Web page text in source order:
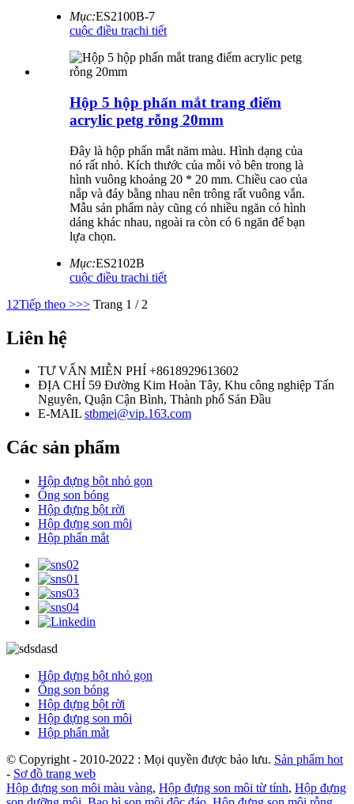
Mục:ES2100B-7
cuộc điều trachi tiết
Hộp 5 hộp phấn mắt trang điểm
acrylic petg rỗng 20mm
Đây là hộp phấn mắt năm màu. Hình dạng của
nó rất nhỏ. Kích thước của mỗi vỏ bên trong là
hình vuông khoảng 20 * 20 mm. Chiều cao của
nắp và đáy bằng nhau nên trông rất vuông vắn.
Mẫu sản phẩm này cũng có nhiều ngăn có hình
dáng khác nhau, ngoài ra còn có 6 ngăn để bạn
lựa chọn.
Mục:ES2102B
cuộc điều trachi tiết
1 2Tiếp theo >>> Trang 1 / 2
Liên hệ
TƯ VẤN MIỄN PHÍ +8618929613602
ĐỊA CHỈ 59 Đường Kim Hoàn Tây, Khu công nghiệp Tấn
Nguyên, Quận Cận Bình, Thành phố Sán Đầu
E-MAIL stbmei@vip.163.com
Các sản phẩm
Hộp đựng bột nhỏ gọn
Ống son bóng
Hộp đựng bột rời
Hộp đựng son môi
Hộp phấn mắt
Hộp đựng bột nhỏ gọn
Ống son bóng
Hộp đựng bột rời
Hộp đựng son môi
Hộp phấn mắt
© Copyright - 2010-2022 : Mọi quyền được bảo lưu. Sản phẩm hot
- Sơ đồ trang web
Hộp đựng son môi màu vàng, Hộp đựng son môi từ tính, Hộp đựng